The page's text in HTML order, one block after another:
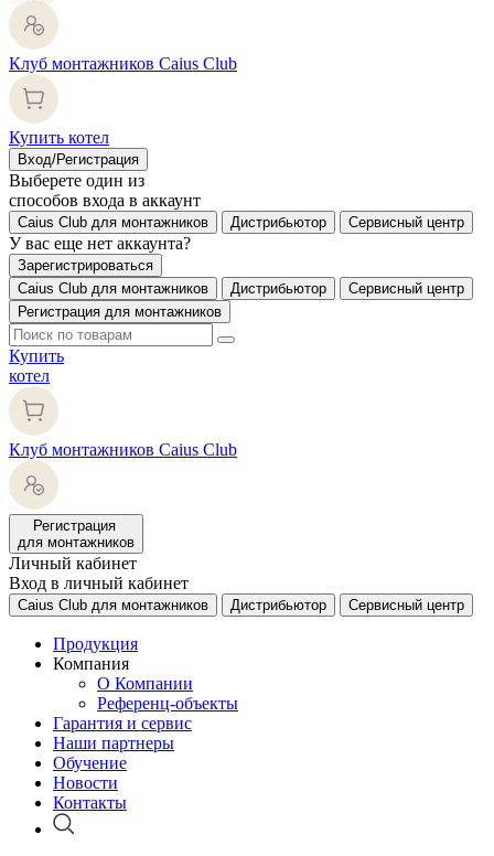
Клуб монтажников Caius Club
Купить котел
Вход/Регистрация
Выберете один из
способов входа в аккаунт
Caius Club для монтажников Дистрибьютор Сервисный центр
У вас еще нет аккаунта?
Зарегистрироваться
Caius Club для монтажников
Дистрибьютор
Сервисный центр
Регистрация для монтажников
Купить
котел
Клуб монтажников Caius Club
Регистрация
для монтажников
Личный кабинет
Вход в личный кабинет
Caius Club для монтажников Дистрибьютор Сервисный центр
Продукция
Компания
О Компании
Референц-объекты
Гарантия и сервис
Наши партнеры
Обучение
Новости
Контакты